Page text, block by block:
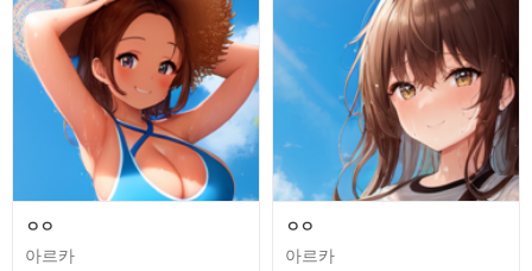
ㅇㅇ
아르카
ㅇㅇ
아르카